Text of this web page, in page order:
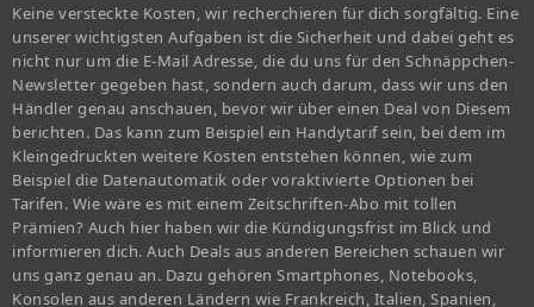
Keine versteckte Kosten, wir recherchieren für dich sorgfältig. Eine
unserer wichtigsten Aufgaben ist die Sicherheit und dabei geht es
nicht nur um die E-Mail Adresse, die du uns für den Schnäppchen-
Newsletter gegeben hast, sondern auch darum, dass wir uns den
Händler genau anschauen, bevor wir über einen Deal von Diesem
berichten. Das kann zum Beispiel ein Handytarif sein, bei dem im
Kleingedruckten weitere Kosten entstehen können, wie zum
Beispiel die Datenautomatik oder voraktivierte Optionen bei
Tarifen. Wie wäre es mit einem Zeitschriften-Abo mit tollen
Prämien? Auch hier haben wir die Kündigungsfrist im Blick und
informieren dich. Auch Deals aus anderen Bereichen schauen wir
uns ganz genau an. Dazu gehören Smartphones, Notebooks,
Konsolen aus anderen Ländern wie Frankreich, Italien, Spanien,